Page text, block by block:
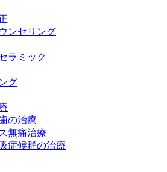
ンセリング
ラミック
グ
の治療
無痛治療
症候群の治療